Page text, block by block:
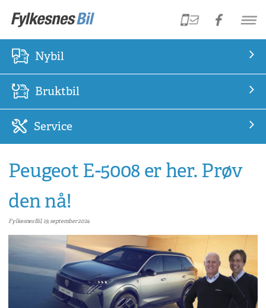
Nybil
Bruktbil
Service
Peugeot E-5008 er her. Prøv
den nå!
Fylkesnes Bil, 19, september 2024